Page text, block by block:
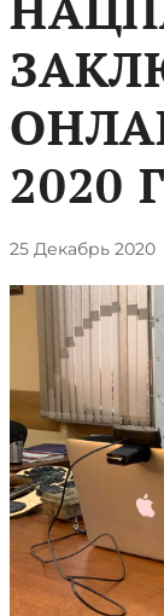
2020
25 Декабрь 2020